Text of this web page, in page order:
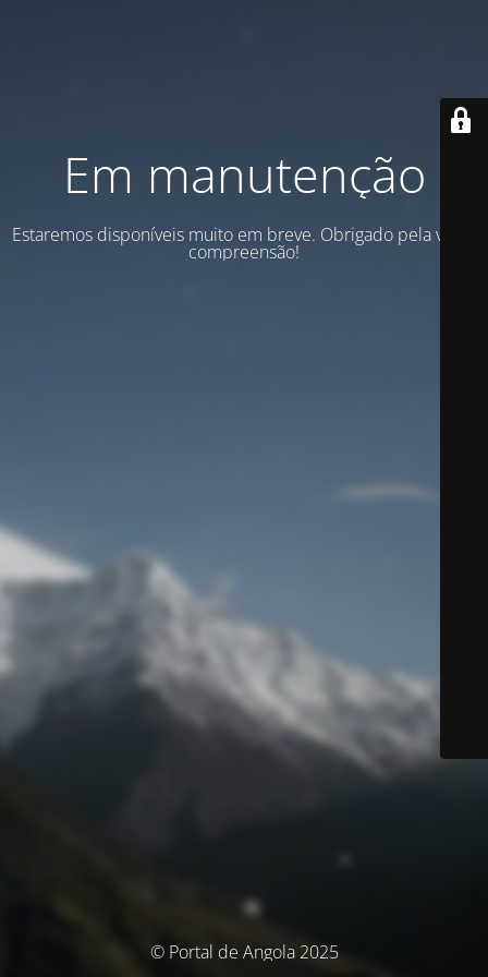
Em manutenção
Estaremos disponíveis muito em breve. Obrigado pela vossa
compreensão!
© Portal de Angola 2025